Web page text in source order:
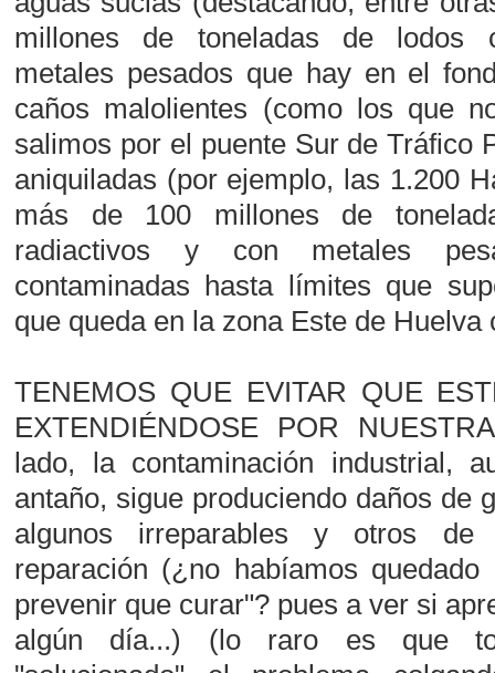
millones de toneladas de lodos
metales pesados que hay en el
caños malolientes (como los que
salimos por el puente Sur de Tráfico
aniquiladas (por ejemplo, las 1.200
más de 100 millones de
radiactivos y con metales
contaminadas hasta límites que
que queda en la zona Este de Huelva
TENEMOS QUE EVITAR QUE
EXTENDIÉNDOSE POR
lado, la contaminación industrial,
antaño, sigue produciendo daños de
algunos irreparables y otros
reparación (¿no habíamos
prevenir que curar"? pues a ver si
algún día...) (lo raro es que